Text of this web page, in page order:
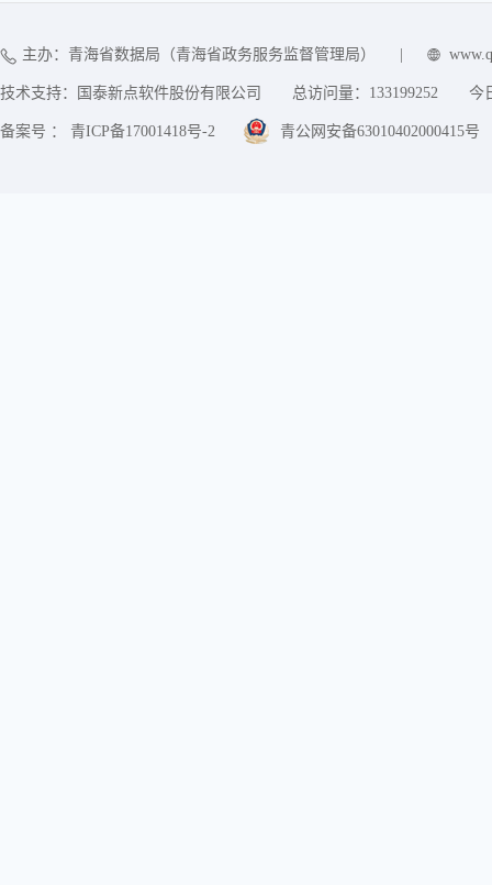
主办：青海省数据局（青海省政务服务监督管理局）
技术支持：国泰新点软件股份有限公司 总访问量： 133199252 今
备案号 ： 青ICP备17001418号-2 青公网安备63010402000415号